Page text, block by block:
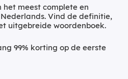
het meest complete en
Vind de definitie,
uitgebreide woordenboek.
99% korting op de eerste